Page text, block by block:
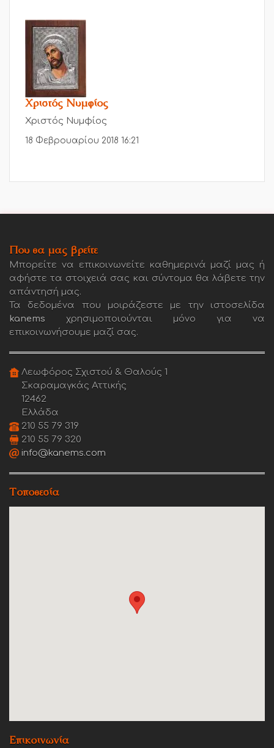
Χριστός Νυμφίος
Χριστός Νυμφίος
18 Φεβρουαρίου 2018 16:21
Που θα μας βρείτε
Μπορείτε να επικοινωνείτε καθημερινά μαζί μας ή
αφήστε τα στοιχειά σας και σύντομα θα λάβετε την
απάντησή μας.
Τα δεδομένα που μοιράζεστε με την ιστοσελίδα
kanems χρησιμοποιούνται μόνο για να
επικοινωνήσουμε μαζί σας.
Λεωφόρος Σχιστού & Θαλούς 1
Σκαραμαγκάς Αττικής
12462
Ελλάδα
210 55 79 319
210 55 79 320
info@kanems.com
Τοποθεσία
Επικοινωνία